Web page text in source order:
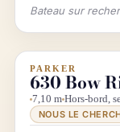
Bateau sur
INFO &
PARKER
630 Bow
7,10 m Hors-bord,
NOUS LE